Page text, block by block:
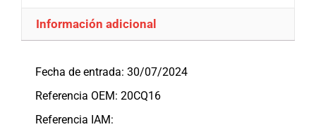
Información adicional
Fecha de entrada: 30/07/2024
Referencia OEM: 20CQ16
Referencia IAM: